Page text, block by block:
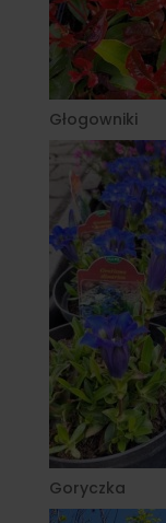
Głogowniki
Goryczka